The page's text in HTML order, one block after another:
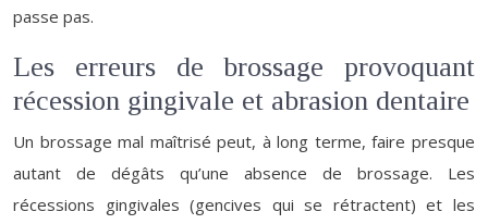
passe pas.
Les erreurs de brossage provoquant
récession gingivale et abrasion dentaire
Un brossage mal maîtrisé peut, à long terme, faire presque
autant de dégâts qu’une absence de brossage. Les
récessions gingivales (gencives qui se rétractent) et les